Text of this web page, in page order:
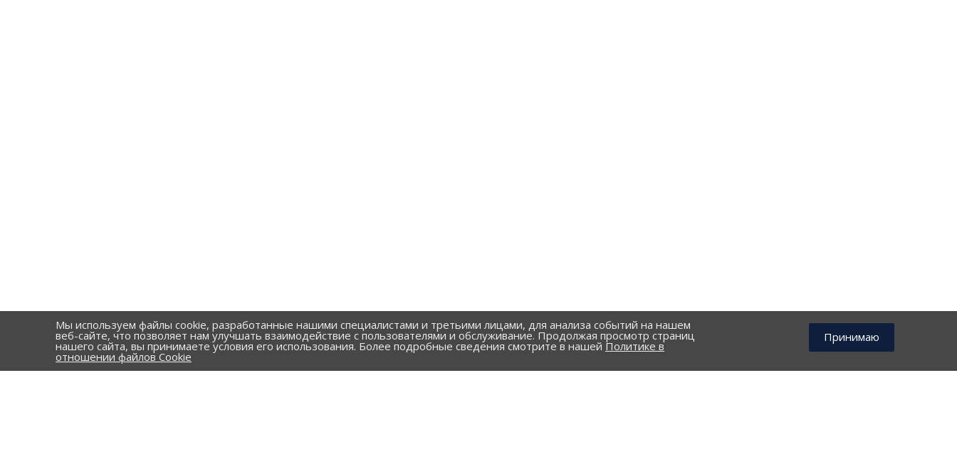
Мы используем файлы cookie, разработанные нашими специалистами и третьими лицами, для анализа событий на нашем
веб-сайте, что позволяет нам улучшать взаимодействие с пользователями и обслуживание. Продолжая просмотр страниц
нашего сайта, вы принимаете условия его использования. Более подробные сведения смотрите в нашей Политике в
отношении файлов Cookie
Принимаю